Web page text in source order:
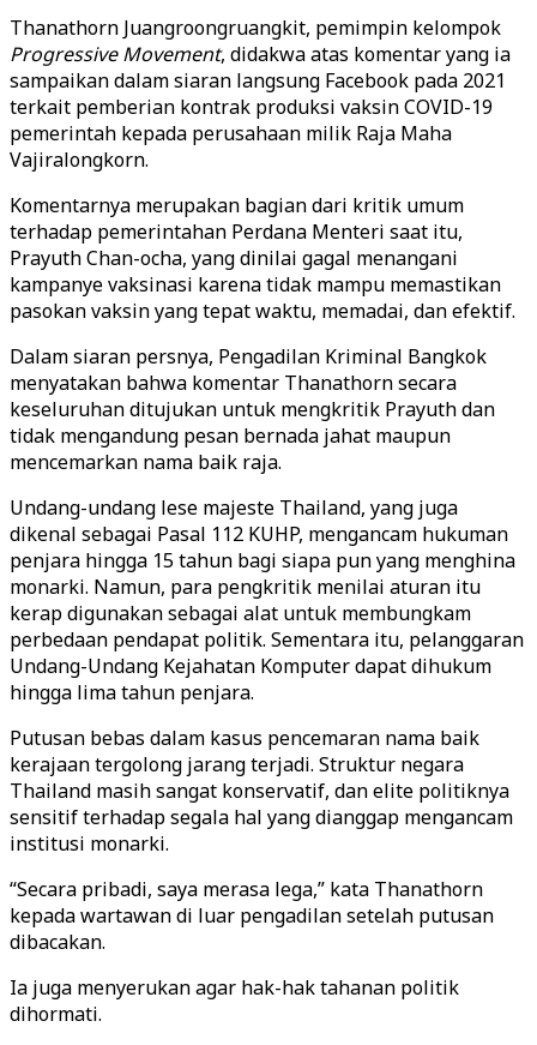
Thanathorn Juangroongruangkit, pemimpin kelompok
Progressive Movement, didakwa atas komentar yang ia
sampaikan dalam siaran langsung Facebook pada 2021
terkait pemberian kontrak produksi vaksin COVID-19
pemerintah kepada perusahaan milik Raja Maha
Vajiralongkorn.
Komentarnya merupakan bagian dari kritik umum
terhadap pemerintahan Perdana Menteri saat itu,
Prayuth Chan-ocha, yang dinilai gagal menangani
kampanye vaksinasi karena tidak mampu memastikan
pasokan vaksin yang tepat waktu, memadai, dan efektif.
Dalam siaran persnya, Pengadilan Kriminal Bangkok
menyatakan bahwa komentar Thanathorn secara
keseluruhan ditujukan untuk mengkritik Prayuth dan
tidak mengandung pesan bernada jahat maupun
mencemarkan nama baik raja.
Undang-undang lese majeste Thailand, yang juga
dikenal sebagai Pasal 112 KUHP, mengancam hukuman
penjara hingga 15 tahun bagi siapa pun yang menghina
monarki. Namun, para pengkritik menilai aturan itu
kerap digunakan sebagai alat untuk membungkam
perbedaan pendapat politik. Sementara itu, pelanggaran
Undang-Undang Kejahatan Komputer dapat dihukum
hingga lima tahun penjara.
Putusan bebas dalam kasus pencemaran nama baik
kerajaan tergolong jarang terjadi. Struktur negara
Thailand masih sangat konservatif, dan elite politiknya
sensitif terhadap segala hal yang dianggap mengancam
institusi monarki.
“Secara pribadi, saya merasa lega,” kata Thanathorn
kepada wartawan di luar pengadilan setelah putusan
dibacakan.
Ia juga menyerukan agar hak-hak tahanan politik
dihormati.